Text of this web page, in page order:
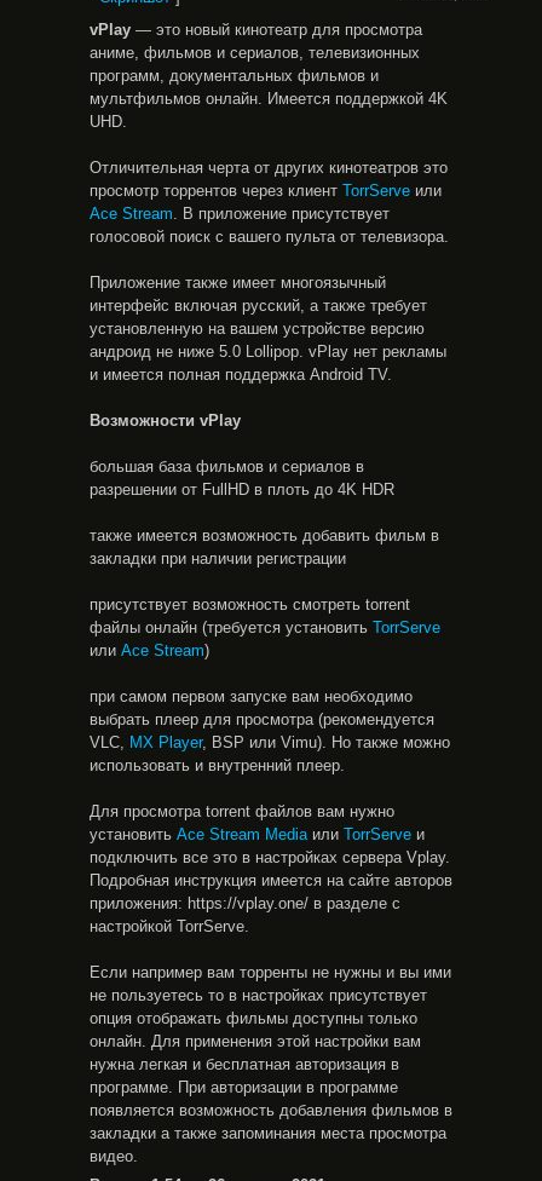
vPlay — это новый кинотеатр для просмотра
аниме, фильмов и сериалов, телевизионных
программ, документальных фильмов и
мультфильмов онлайн. Имеется поддержкой 4K
UHD.
Отличительная черта от других кинотеатров это
просмотр торрентов через клиент TorrServe или
Ace Stream. В приложение присутствует
голосовой поиск с вашего пульта от телевизора.
Приложение также имеет многоязычный
интерфейс включая русский, а также требует
установленную на вашем устройстве версию
андроид не ниже 5.0 Lollipop. vPlay нет рекламы
и имеется полная поддержка Android TV.
Возможности vPlay
большая база фильмов и сериалов в
разрешении от FullHD в плоть до 4K HDR
также имеется возможность добавить фильм в
закладки при наличии регистрации
присутствует возможность смотреть torrent
файлы онлайн (требуется установить TorrServe
или Ace Stream)
при самом первом запуске вам необходимо
выбрать плеер для просмотра (рекомендуется
VLC, MX Player, BSP или Vimu). Но также можно
использовать и внутренний плеер.
Для просмотра torrent файлов вам нужно
установить Ace Stream Mediaили TorrServe и
подключить все это в настройках сервера Vplay.
Подробная инструкция имеется на сайте авторов
приложения: https://vplay.one/ в разделе с
настройкой TorrServe.
Если например вам торренты не нужны и вы ими
не пользуетесь то в настройках присутствует
опция отображать фильмы доступны только
онлайн. Для применения этой настройки вам
нужна легкая и бесплатная авторизация в
программе. При авторизации в программе
появляется возможность добавления фильмов в
закладки а также запоминания места просмотра
видео.